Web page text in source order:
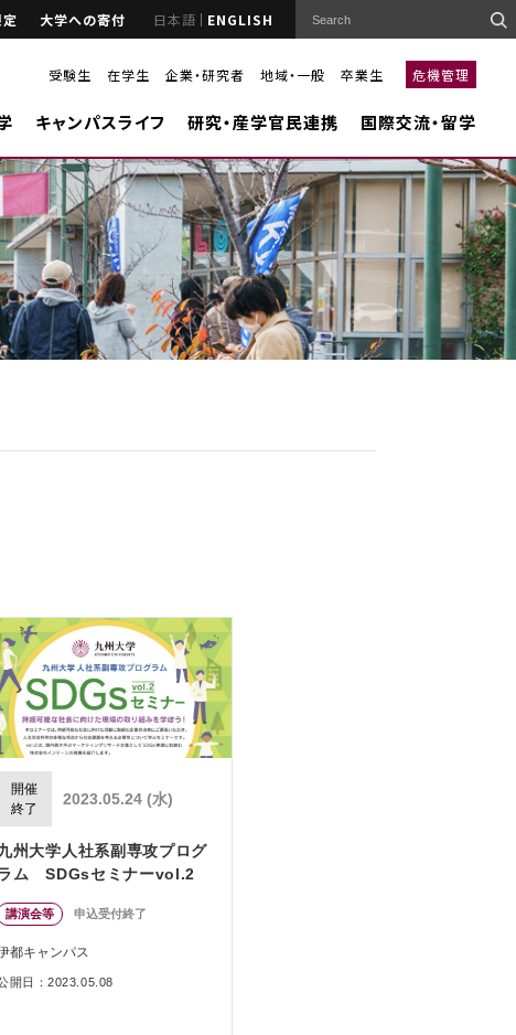
大学への寄付 日本語 ENGLISH
受験生 在学生 企業・研究者 地域・一般 卒業生 危機管理
キャンパスライフ 研究・産学官民連携 国際交流・留学
開催
終了
2023.05.24 (水)
州大学人社系副専攻プログ
ム SDGsセミナーvol.2
講演会等 申込受付終了
都キャンパス
開日：2023.05.08